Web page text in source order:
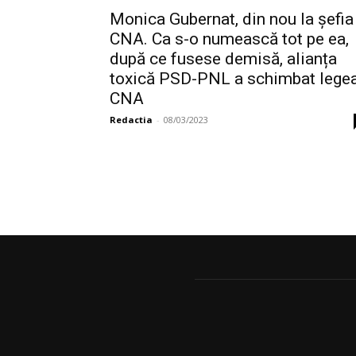
Monica Gubernat, din nou la șefia
CNA. Ca s-o numească tot pe ea,
după ce fusese demisă, alianța
toxică PSD-PNL a schimbat
CNA
Redactia - 08/03/2023